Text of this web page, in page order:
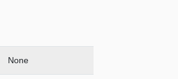
None